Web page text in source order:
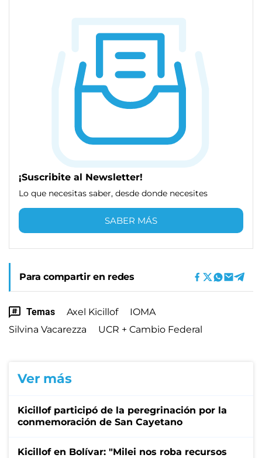
¡Suscribite al Newsletter!
Lo que necesitas saber, desde donde necesites
SABER MÁS
Para compartir en redes
Temas Axel Kicillof
IOMA
Silvina Vacarezza
UCR + Cambio Federal
Ver más
Kicillof participó de la peregrinación por la
conmemoración de San Cayetano
Kicillof en Bolívar: "Milei nos roba recursos